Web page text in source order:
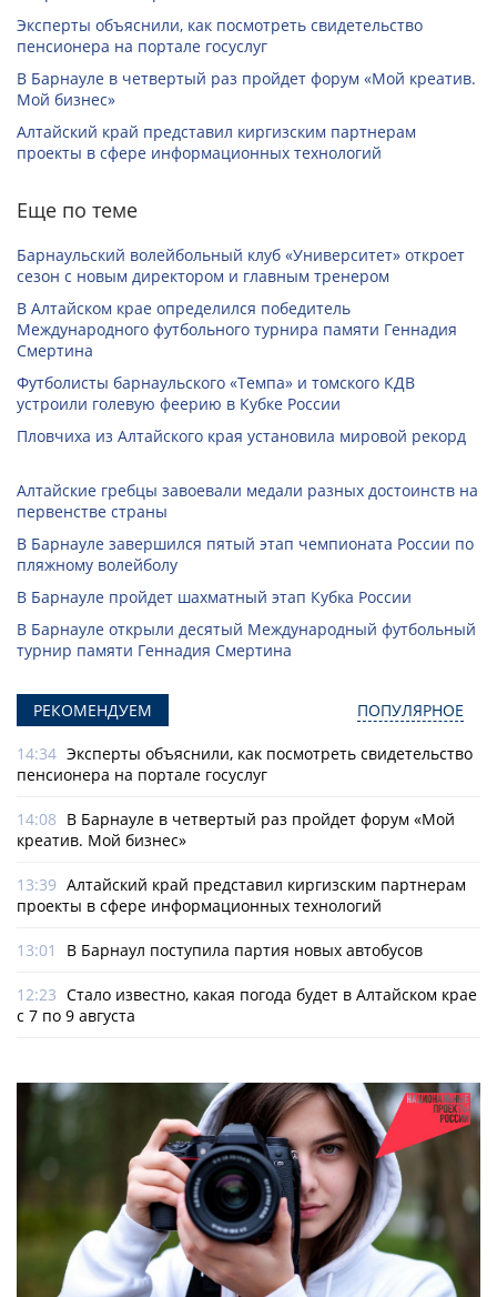
Эксперты объяснили, как посмотреть свидетельство
пенсионера на портале госуслуг
В Барнауле в четвертый раз пройдет форум «Мой креатив.
Мой бизнес»
Алтайский край представил киргизским партнерам
проекты в сфере информационных технологий
Еще по теме
Барнаульский волейбольный клуб «Университет» откроет
сезон с новым директором и главным тренером
В Алтайском крае определился победитель
Международного футбольного турнира памяти Геннадия
Смертина
Футболисты барнаульского «Темпа» и томского КДВ
устроили голевую феерию в Кубке России
Пловчиха из Алтайского края установила мировой рекорд
Алтайские гребцы завоевали медали разных достоинств на
первенстве страны
В Барнауле завершился пятый этап чемпионата России по
пляжному волейболу
В Барнауле пройдет шахматный этап Кубка России
В Барнауле открыли десятый Международный футбольный
турнир памяти Геннадия Смертина
РЕКОМЕНДУЕМ ПОПУЛЯРНОЕ
14:34 Эксперты объяснили, как посмотреть свидетельство
пенсионера на портале госуслуг
14:08 В Барнауле в четвертый раз пройдет форум «Мой
креатив. Мой бизнес»
13:39 Алтайский край представил киргизским партнерам
проекты в сфере информационных технологий
13:01 В Барнаул поступила партия новых автобусов
12:23 Стало известно, какая погода будет в Алтайском крае
с 7 по 9 августа